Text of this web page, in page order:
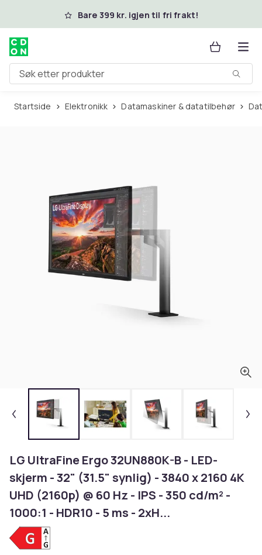
Hopp til hovedinnholdBare 399 kr. igjen til fri frakt!
Søk etter produkter
Startside Elektronikk Datamaskiner & datatilbehør
LG UltraFine Ergo 32UN880K-B - LED-
skjerm - 32" (31.5" synlig) - 3840 x 2160 4K
UHD (2160p) @ 60 Hz - IPS - 350 cd/m² -
1000:1 - HDR10 - 5 ms - 2xH...